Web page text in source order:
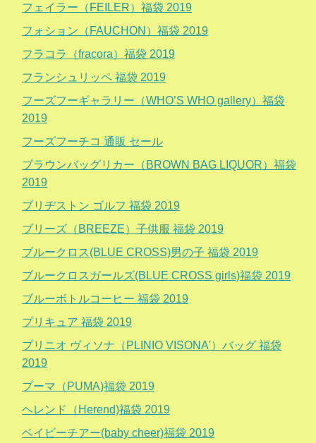
フェイラー（FEILER）福袋 2019
フォション（FAUCHON）福袋 2019
フラコラ（fracora）福袋 2019
フランシュリッペ 福袋 2019
フーズフーギャラリー（WHO’S WHO gallery）福袋
2019
フーズフーチコ 通販 セール
ブラウンバッグリカー（BROWN BAG LIQUOR）福袋
2019
ブリヂストン ゴルフ 福袋 2019
ブリーズ（BREEZE）子供服 福袋 2019
ブルークロス(BLUE CROSS)男の子 福袋 2019
ブルークロスガールズ(BLUE CROSS girls)福袋 2019
ブルーボトルコーヒー 福袋 2019
プリキュア 福袋 2019
プリニオ ヴィソナ（PLINIO VISONA'）バッグ 福袋
2019
プーマ（PUMA)福袋 2019
ヘレンド（Herend)福袋 2019
ベイビーチアー(baby cheer)福袋 2019